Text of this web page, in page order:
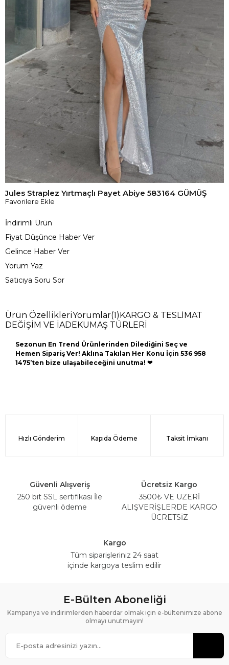
Jules Straplez Yırtmaçlı Payet Abiye 583164 GÜMÜŞ
Favorilere Ekle
İndirimli Ürün
Fiyat Düşünce Haber Ver
Gelince Haber Ver
Yorum Yaz
Satıcıya Soru Sor
Ürün ÖzellikleriYorumlar(1) KARGO & TESLİMAT
DEĞİŞİM VE İADE KUMAŞ TÜRLERİ
Sezonun En Trend Ürünlerinden Dilediğini Seç ve
Hemen Sipariş Ver! Aklına Takılan Her Konu İçin 536 958
1475’ten bize ulaşabileceğini unutma! ❤
Hızlı Gönderim Kapıda Ödeme Taksit İmkanı
Güvenli Alışveriş
250 bit SSL sertifikası İle
güvenli ödeme
Ücretsiz Kargo
3500₺ VE ÜZERİ
ALIŞVERİŞLERDE KARGO
ÜCRETSİZ
Kargo
Tüm siparişleriniz 24 saat
içinde kargoya teslim edilir
E-Bülten Aboneliği
Kampanya ve indirimlerden haberdar olmak için e-bültenimize abone
olmayı unutmayın!